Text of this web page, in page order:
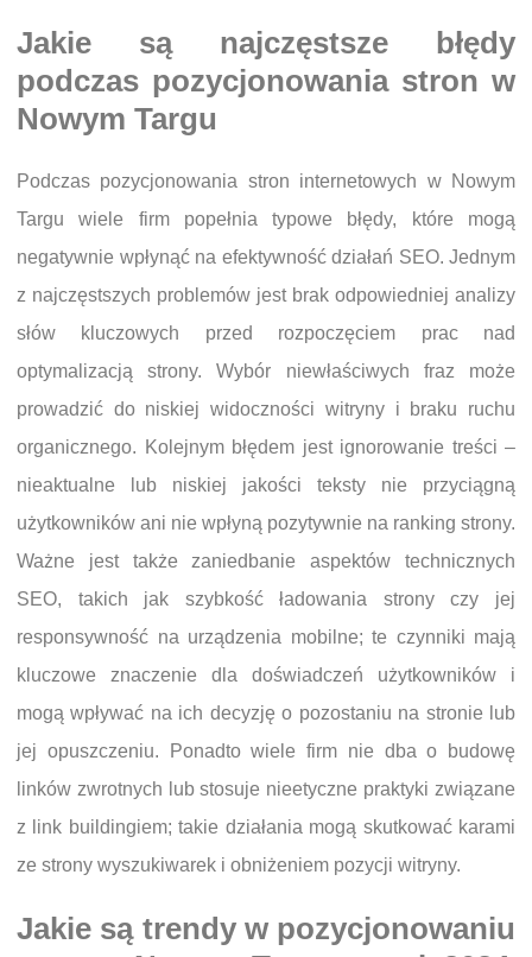
Jakie są najczęstsze błędy
podczas pozycjonowania stron w
Nowym Targu
Podczas pozycjonowania stron internetowych w Nowym
Targu wiele firm popełnia typowe błędy, które mogą
negatywnie wpłynąć na efektywność działań SEO. Jednym
z najczęstszych problemów jest brak odpowiedniej analizy
słów kluczowych przed rozpoczęciem prac nad
optymalizacją strony. Wybór niewłaściwych fraz może
prowadzić do niskiej widoczności witryny i braku ruchu
organicznego. Kolejnym błędem jest ignorowanie treści –
nieaktualne lub niskiej jakości teksty nie przyciągną
użytkowników ani nie wpłyną pozytywnie na ranking strony.
Ważne jest także zaniedbanie aspektów technicznych
SEO, takich jak szybkość ładowania strony czy jej
responsywność na urządzenia mobilne; te czynniki mają
kluczowe znaczenie dla doświadczeń użytkowników i
mogą wpływać na ich decyzję o pozostaniu na stronie lub
jej opuszczeniu. Ponadto wiele firm nie dba o budowę
linków zwrotnych lub stosuje nieetyczne praktyki związane
z link buildingiem; takie działania mogą skutkować karami
ze strony wyszukiwarek i obniżeniem pozycji witryny.
Jakie są trendy w pozycjonowaniu